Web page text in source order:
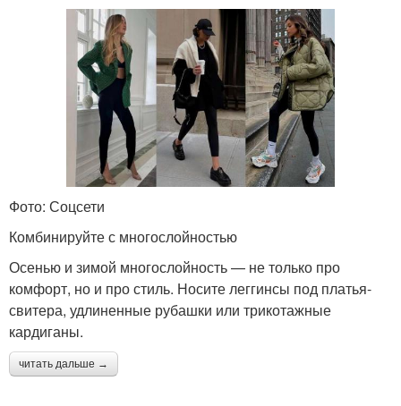
Фото: Соцсети
Комбинируйте с многослойностью
Осенью и зимой многослойность — не только про
комфорт, но и про стиль. Носите леггинсы под платья-
свитера, удлиненные рубашки или трикотажные
кардиганы.
читать дальше →